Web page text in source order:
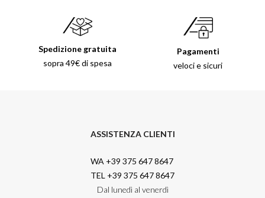
Spedizione gratuita
sopra 49€ di spesa
Pagamenti
veloci e sicuri
ASSISTENZA CLIENTI
WA +39 375 647 8647
TEL +39 375 647 8647
Dal lunedì al venerdì